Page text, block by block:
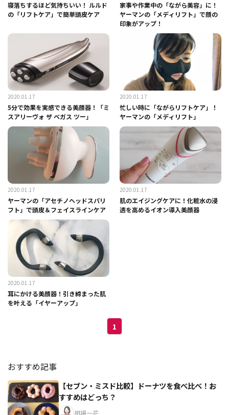
寝落ちするほど気持ちいい！ ルルド
の「リフトケア」で簡単頭皮ケア
家事や作業中の「ながら美容」に！
ヤーマンの「メディリフト」で顔の
印象がアップ！
2020.01.17
5分で効果を実感できる美顔器！「ミ
スアリーヴォ ザ ベガス ツー」
2020.01.17
忙しい時に「ながらリフトケア」！
ヤーマンの「メディリフト」
2020.01.17
ヤーマンの「アセチノヘッドスパリ
フト」で頭皮＆フェイスラインケア
2020.01.17
肌のエイジングケアに！化粧水の浸
透を高めるイオン導入美顔器
2020.01.17
耳にかける美顔器！引き締まった肌
を叶える「イヤーアップ」
1
おすすめ記事
【セブン・ミスド比較】ドーナツを食べ比べ！お
すすめはどっち？
相場一花